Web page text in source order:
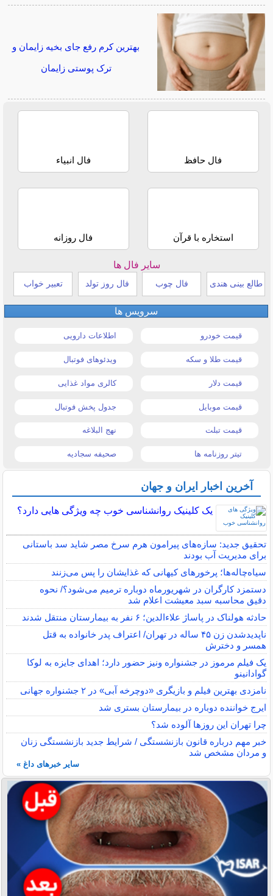
بهترین کرم رفع جای بخیه زایمان و
ترک پوستی زایمان
فال حافظ فال انبیاء
استخاره با قرآن فال روزانه
سایر فال ها
طالع بینی هندی فال چوب فال روز تولد تعبیر خواب
سرویس ها
قیمت خودرو اطلاعات دارویی
قیمت طلا و سکه ویدئوهای فوتبال
قیمت دلار کالری مواد غذایی
قیمت موبایل جدول پخش فوتبال
قیمت تبلت نهج البلاغه
تیتر روزنامه ها صحیفه سجادیه
آخرین اخبار ایران و جهان
یک کلینیک روانشناسی خوب چه ویژگی هایی دارد؟
تحقیق جدید: سازه‌های پیرامون هرم سرخ مصر شاید سد باستانی
برای مدیریت آب بودند
سیاه‌چاله‌ها؛ پرخورهای کیهانی که غذایشان را پس می‌زنند
دستمزد کارگران در شهریورماه دوباره ترمیم می‌شود؟/ نحوه
دقیق محاسبه سبد معیشت اعلام شد
حادثه هولناک در پاساژ علاءالدین؛ ۶ نفر به بیمارستان منتقل شدند
ناپدیدشدن زن ۴۵ ساله در تهران/ اعتراف پدر خانواده به قتل
همسر و دخترش
یک فیلم مرموز در جشنواره ونیز حضور دارد؛ اهدای جایزه به لوکا
گوادانینو
نامزدی بهترین فیلم و بازیگری «دوچرخه آبی» در ۲ جشنواره جهانی
ایرج خواننده دوباره در بیمارستان بستری شد
چرا تهران این روزها آلوده شد؟
خبر مهم درباره قانون بازنشستگی / شرایط جدید بازنشستگی زنان
و مردان مشخص شد
سایر خبرهای داغ »